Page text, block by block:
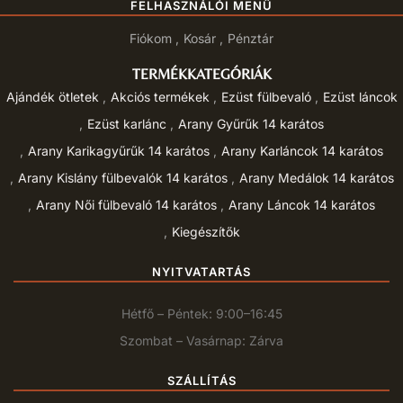
FELHASZNÁLÓI MENÜ
Fiókom Kosár Pénztár
TERMÉKKATEGÓRIÁK
Ajándék ötletek Akciós termékek Ezüst fülbevaló
Ezüst láncok
Ezüst karlánc
Arany Gyűrűk 14 karátos
Arany Karikagyűrűk 14 karátos
Arany Karláncok 14 karátos
Arany Kislány fülbevalók 14 karátos
Arany Medálok 14 karátos
Arany Női fülbevaló 14 karátos
Arany Láncok 14 karátos
Kiegészítők
NYITVATARTÁS
Hétfő – Péntek: 9:00–16:45
Szombat – Vasárnap: Zárva
SZÁLLÍTÁS